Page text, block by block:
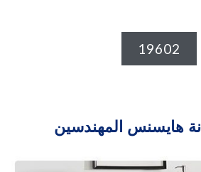
19602
هايسنس المهندسين